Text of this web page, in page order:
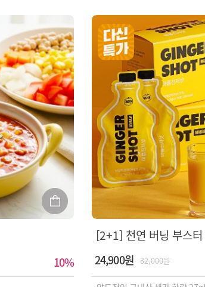
10%
[2+1] 천연 버닝 부스
24,900원 32,000원